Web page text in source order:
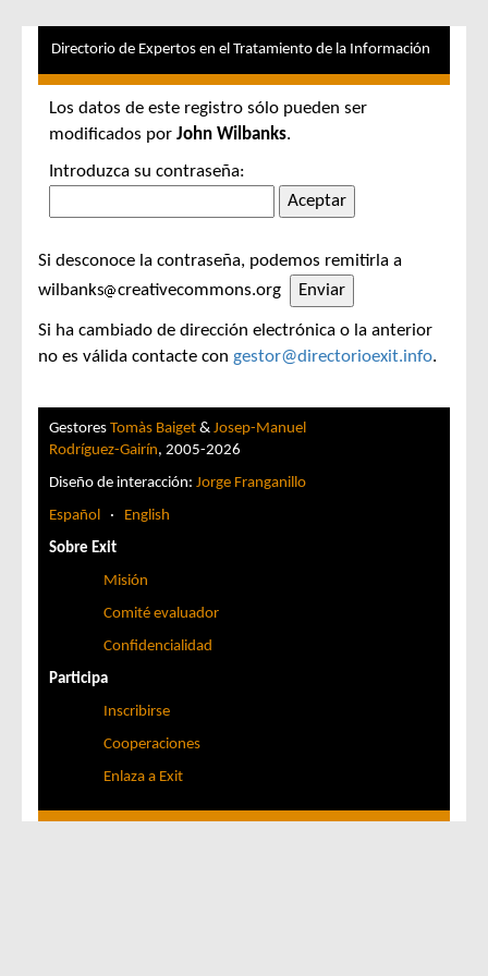
Directorio de Expertos en el Tratamiento de la Información
Los datos de este registro sólo pueden ser
modificados por John Wilbanks.
Introduzca su contraseña:
Si desconoce la contraseña, podemos remitirla a
wilbanks
creativecommons.org
Si ha cambiado de dirección electrónica o la anterior
no es válida contacte con gestor@directorioexit.info.
Gestores Tomàs Baiget & Josep-Manuel
Rodríguez-Gairín, 2005-2026
Diseño de interacción: Jorge Franganillo
Español · English
Sobre Exit
Misión
Comité evaluador
Confidencialidad
Participa
Inscribirse
Cooperaciones
Enlaza a Exit